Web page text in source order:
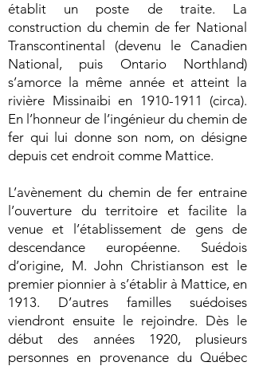
établit un poste de traite. La
construction du chemin de fer National
Transcontinental (devenu le Canadien
National, puis Ontario Northland)
s’amorce la même année et atteint la
rivière Missinaibi en 1910-1911
(circa).
En l’honneur de l’ingénieur du chemin de
fer qui lui donne son nom, on désigne
depuis cet endroit comme Mattice.
L’avènement du chemin de fer entraine
l’ouverture du territoire et facilite la
venue et l’établissement de gens de
descendance européenne. Suédois
d’origine, M. John Christianson est le
premier pionnier à s’établir à Mattice, en
1913. D’autres familles suédoises
viendront ensuite le rejoindre. Dès le
début des années 1920, plusieurs
personnes en provenance du Québec